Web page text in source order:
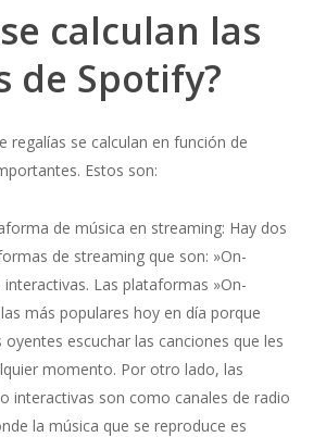
calculan las
de Spotify?
regalías se calculan en función de
Estos son:
de música en streaming: Hay dos
de streaming que son: »On-
interactivas. Las plataformas »On-
más populares hoy en día porque
escuchar las canciones que les
momento. Por otro lado, las
interactivas son como canales de radio
la música que se reproduce es